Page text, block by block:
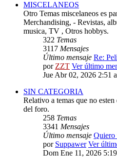
MISCELANEOS
Otro Temas miscelaneos es
Merchandising, - Revistas,
musica, TV , Otros hobbys.
322 Temas
3117 Mensajes
Último mensaje Re:
porZZT Ver último
Jue Abr 02, 2026 2:51
SIN CATEGORIA
Relativo a temas que no
del foro.
258 Temas
3341 Mensajes
Último mensaje Quiero
por Suppawer Ver
Dom Ene 11, 2026